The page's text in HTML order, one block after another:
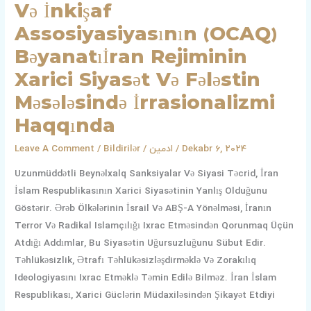
Və İnkişaf
Assosiyasiyasının (OCAQ)
Bəyanatıİran Rejiminin
Xarici Siyasət Və Fələstin
Məsələsində İrrasionalizmi
Haqqında
Leave A Comment / Bildirilər / ادمین/ Dekabr 6, 2024
Uzunmüddətli Beynəlxalq Sanksiyalar Və Siyasi Təcrid, İran
İslam Respublikasının Xarici Siyasətinin Yanlış Olduğunu
Göstərir. Ərəb Ölkələrinin İsrail Və ABŞ-A Yönəlməsi, İranın
Terror Və Radikal Islamçılığı Ixrac Etməsindən Qorunmaq Üçün
Atdığı Addımlar, Bu Siyasətin Uğursuzluğunu Sübut Edir.
Təhlükəsizlik, Ətrafı Təhlükəsizləşdirməklə Və Zorakılıq
Ideologiyasını Ixrac Etməklə Təmin Edilə Bilməz. İran İslam
Respublikası, Xarici Güclərin Müdaxiləsindən Şikayət Etdiyi
Haqqında